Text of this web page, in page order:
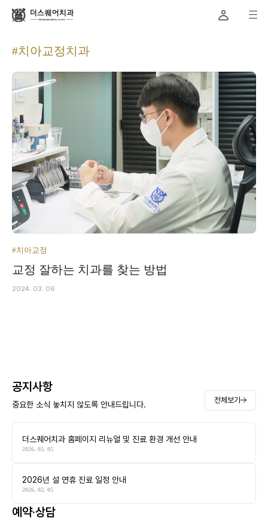
#치아교정치과
#치아교정
교정 잘하는 치과를 찾는 방법
2024. 03. 06
공지사항
중요한 소식 놓치지 않도록 안내드립니다. 전체보기
더스퀘어치과 홈페이지 리뉴얼 및 진료 환경 개선 안내
2026. 02. 05
2026년 설 연휴 진료 일정 안내
2026. 02. 05
예약·상담